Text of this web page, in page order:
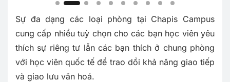
Sự đa dạng các loại phòng tại Chapis Campus
cung cấp nhiều tuỳ chọn cho các bạn học viên yêu
thích sự riêng tư lẫn các bạn thích ở chung phòng
với học viên quốc tế để trao dồi khả năng giao tiếp
và giao lưu văn hoá.